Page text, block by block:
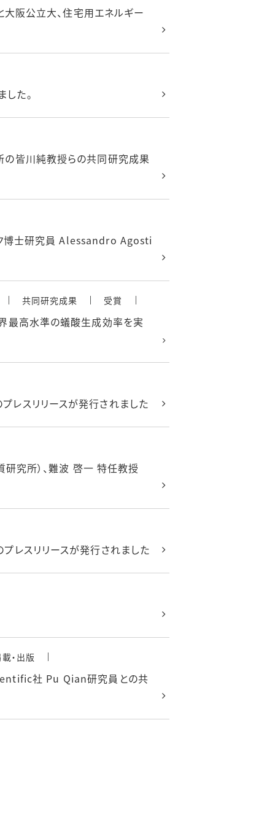
大阪公立大、住宅用エネルギー
た。
の皆川純教授らの共同研究成果
ク博士研究員 Alessandro Agosti
共同研究成果 受賞
最高水準の蟻酸生成効率を実
レスリリースが発行されました
究所）、難波 啓一 特任教授
レスリリースが発行されました
・出版
社 Pu Qian研究員との共